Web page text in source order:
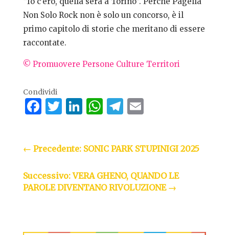
Non Solo Rock non è solo un concorso, è il
primo capitolo di storie che meritano di essere
raccontate.
© Promuovere Persone Culture Territori
Condividi
Facebook
Twitter
LinkedIn
WhatsApp
Telegram
Email
← Precedente: SONIC PARK STUPINIGI 2025
Successivo: VERA GHENO, QUANDO LE
PAROLE DIVENTANO RIVOLUZIONE→